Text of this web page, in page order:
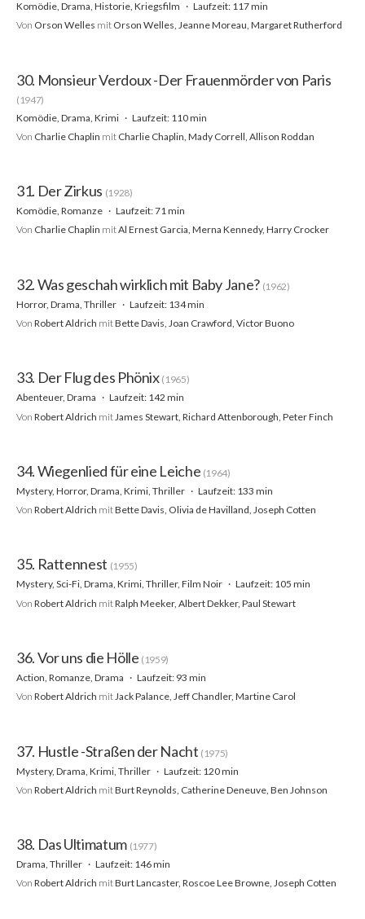
Komödie, Drama, Historie, Kriegsfilm
Laufzeit: 117 min
Von Orson Welles mit Orson Welles, Jeanne Moreau, Margaret Rutherford
30. Monsieur Verdoux -Der Frauenmörder von Paris
(1947)
Komödie, Drama, Krimi
Laufzeit: 110 min
Von Charlie Chaplin mit Charlie Chaplin, Mady Correll, Allison Roddan
31. Der Zirkus (1928)
Komödie, Romanze
Laufzeit: 71 min
Von Charlie Chaplin mitAl Ernest Garcia, Merna Kennedy, Harry Crocker
32. Was geschah wirklich mit Baby Jane? (1962)
Horror, Drama, Thriller
Laufzeit: 134 min
Von Robert Aldrich mitBette Davis, Joan Crawford, Victor Buono
33. Der Flug des Phönix (1965)
Abenteuer, Drama
Laufzeit: 142 min
Von Robert Aldrich mit James Stewart, Richard Attenborough, Peter Finch
34. Wiegenlied für eine Leiche (1964)
Mystery, Horror, Drama, Krimi, Thriller
Laufzeit: 133 min
Von Robert Aldrich mitBette Davis, Olivia de Havilland, Joseph Cotten
35. Rattennest (1955)
Mystery, Sci-Fi, Drama, Krimi, Thriller, Film Noir
Laufzeit: 105 min
Von Robert Aldrich mitRalph Meeker, Albert Dekker, Paul Stewart
36. Vor uns die Hölle (1959)
Action, Romanze, Drama
Laufzeit: 93 min
Von Robert Aldrich mitJack Palance, Jeff Chandler, Martine Carol
37. Hustle -Straßen der Nacht (1975)
Mystery, Drama, Krimi, Thriller
Laufzeit: 120 min
Von Robert Aldrich mitBurt Reynolds, Catherine Deneuve, Ben Johnson
38. Das Ultimatum (1977)
Drama, Thriller
Laufzeit: 146 min
Von Robert Aldrich mitBurt Lancaster, Roscoe Lee Browne, Joseph Cotten